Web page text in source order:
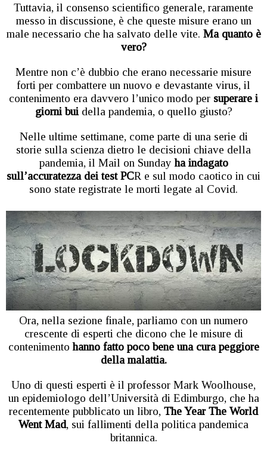
Tuttavia, il consenso scientifico generale, raramente
messo in discussione, è che queste misure erano un
male necessario che ha salvato delle vite. Ma quanto è
vero?
Mentre non c’è dubbio che erano necessarie misure
forti per combattere un nuovo e devastante virus, il
contenimento era davvero l’unico modo per superare i
giorni buidella pandemia, o quello giusto?
Nelle ultime settimane, come parte di una serie di
storie sulla scienza dietro le decisioni chiave della
pandemia, il Mail on Sunday ha indagato
sull’accuratezza dei test PCR e sul modo caotico in cui
sono state registrate le morti legate al Covid.
Ora, nella sezione finale, parliamo con un numero
crescente di esperti che dicono che le misure di
contenimento hanno fatto poco bene una cura peggiore
della malattia.
Uno di questi esperti è il professor Mark Woolhouse,
un epidemiologo dell’Università di Edimburgo, che ha
recentemente pubblicato un libro, The Year The World
Went Mad, sui fallimenti della politica pandemica
britannica.